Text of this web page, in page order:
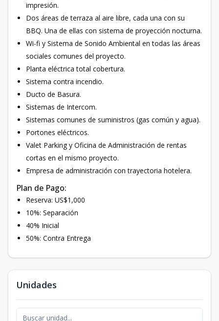
impresión.
Dos áreas de terraza al aire libre, cada una con su
BBQ. Una de ellas con sistema de proyección nocturna.
Wi-fi y Sistema de Sonido Ambiental en todas las áreas
sociales comunes del proyecto.
Planta eléctrica total cobertura.
Sistema contra incendio.
Ducto de Basura.
Sistemas de Intercom.
Sistemas comunes de suministros (gas común y agua).
Portones eléctricos.
Valet Parking y Oficina de Administración de rentas
cortas en el mismo proyecto.
Empresa de administración con trayectoria hotelera.
Plan de Pago:
Reserva: US$1,000
10%: Separación
40% Inicial
50%: Contra Entrega
Unidades